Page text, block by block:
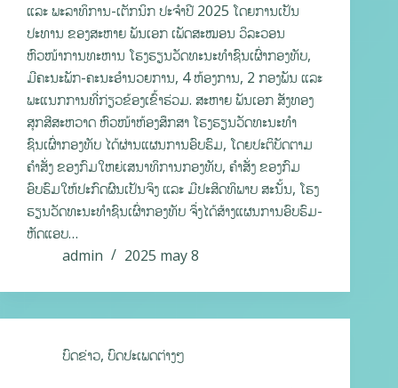
ແລະ ພະລາທິການ-ເຕັກນິກ ປະຈຳປີ 2025 ໂດຍການເປັນ
ປະທານ ຂອງສະຫາຍ ພັນເອກ ເພັດສະໝອນ ວິລະວອນ
ຫົວໜ້າການທະຫານ ໂຮງຮຽນວັດທະນະທຳຊົນເຜົ່າກອງທັບ,
ມີຄະນະພັກ-ຄະນະອຳນວຍການ, 4 ຫ້ອງການ, 2 ກອງພັນ ແລະ
ພະແນກການທີ່ກ່ຽວຂ້ອງເຂົ້າຮ່ວມ. ສະຫາຍ ພັນເອກ ສັງທອງ
ສຸກສີສະຫວາດ ຫົວໜ້າຫ້ອງສຶກສາ ໂຮງຮຽນວັດທະນະທຳ
ຊົນເຜົ່າກອງທັບ ໄດ້ຜ່ານແຜນການອົບຮົມ, ໂດຍປະຕິບັດຕາມ
ຄໍາສັ່ງ ຂອງກົມໃຫຍ່ເສນາທິການກອງທັບ, ຄໍາສັ່ງ ຂອງກົມ
ອົບຮົມໃຫ້ປະກົດຜົນເປັນຈິງ ແລະ ມີປະສິດທິພາບ ສະນັ້ນ, ໂຮງ
ຮຽນວັດທະນະທໍາຊົນເຜົ່າກອງທັບ ຈຶ່ງໄດ້ສ້າງແຜນການອົບຮົມ-
ຫັດແອບ…
admin
2025 may 8
ບົດຂ່າວ, ບົດປະເພດຕ່າງໆ